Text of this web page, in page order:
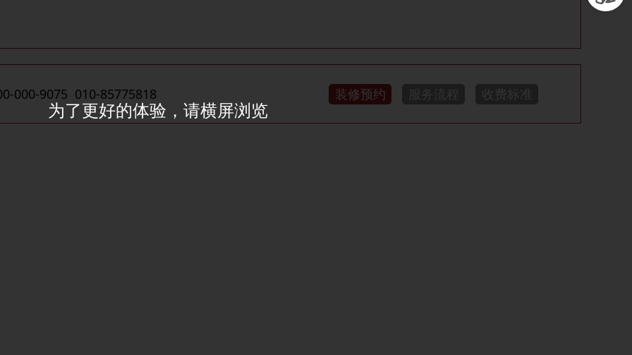
000-9075 010-85775818 装修预约 服务流程 收费标准
为了更好的体验，请横屏浏览